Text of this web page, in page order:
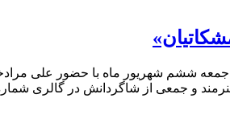
ششم شهریور ماه با حضور علی
و جمعی از شاگردانش در گالری